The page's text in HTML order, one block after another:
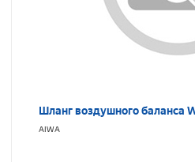
Шланг воздушного баланса
AIWA